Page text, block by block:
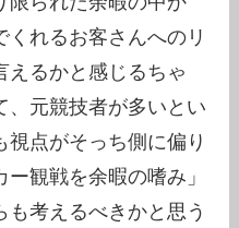
くれるお客さんへのリ
えるかと感じるちゃ
、元競技者が多いとい
視点がそっち側に偏り
観戦を余暇の嗜み」
も考えるべきかと思う